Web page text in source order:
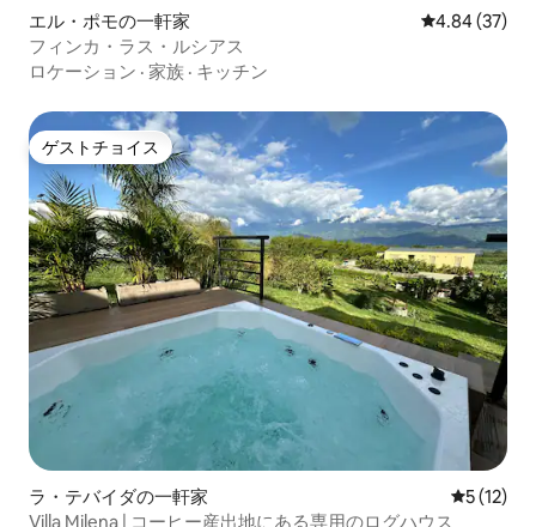
エル・ポモの一軒家 レビュー37
4.84 (37)
フィンカ・ラス・ルシアス
ロケーション · 家族 · キッチン
ゲストチョイス
ゲストチョイス
ラ・テバイダの一軒家 レビュー
5 (12)
Villa Milena | コーヒー産出地にある専用のログハウス